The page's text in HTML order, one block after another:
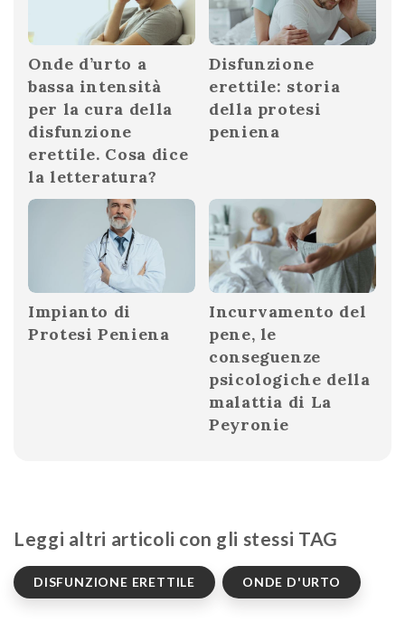
Onde d’urto a
bassa intensità
per la cura della
disfunzione
erettile. Cosa dice
la letteratura?
Disfunzione
erettile: storia
della protesi
peniena
Impianto di
Protesi Peniena
Incurvamento del
pene, le
conseguenze
psicologiche della
malattia di La
Peyronie
Leggi altri articoli con gli stessi TAG
DISFUNZIONE ERETTILE ONDE D'URTO